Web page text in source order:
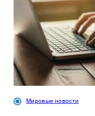
Мировые новости